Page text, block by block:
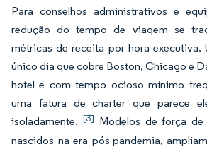
Para conselhos administrativos e
redução do tempo de viagem se
métricas de receita por hora executiva.
único dia que cobre Boston, Chicago e
hotel e com tempo ocioso mínimo
uma fatura de charter que parece
isoladamente. [3] Modelos de força
nascidos na era pós-pandemia,